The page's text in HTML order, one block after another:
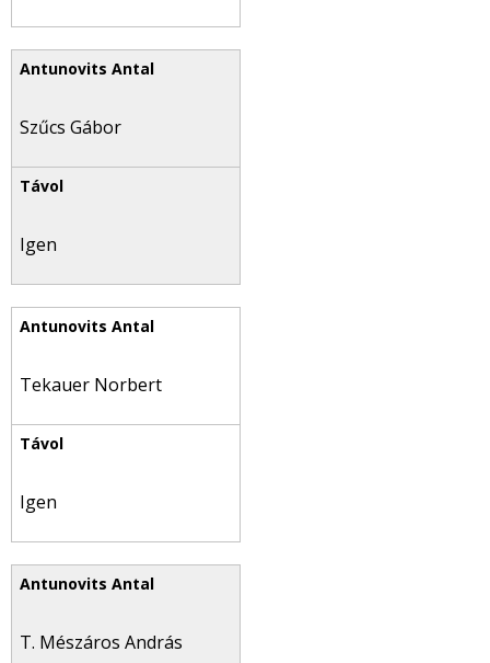
Szűcs Gábor
Igen
Tekauer Norbert
Igen
T. Mészáros András